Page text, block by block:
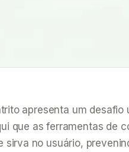
apresenta um desafio
que as ferramentas de
no usuário,